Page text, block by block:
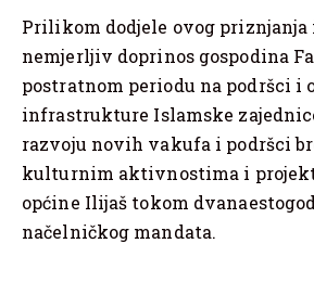
Prilikom dodjele ovog
nemjerljiv doprinos gospodina
postratnom periodu na podršci i
infrastrukture Islamske
razvoju novih vakufa i podršci
kulturnim aktivnostima i
općine Ilijaš tokom
načelničkog mandata.